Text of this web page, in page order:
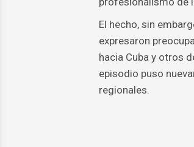
El hecho, sin
expresaron
hacia Cuba y otros
episodio puso
regionales.